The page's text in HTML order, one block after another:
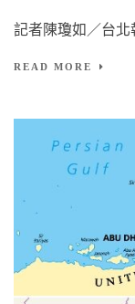
記者陳瓊如／台北
READ MORE